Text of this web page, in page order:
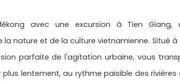
avec une excursion à Tien Giang,
nature et de la culture vietnamienne. Situé à
parfaite de l'agitation urbaine, vous
lentement, au rythme paisible des